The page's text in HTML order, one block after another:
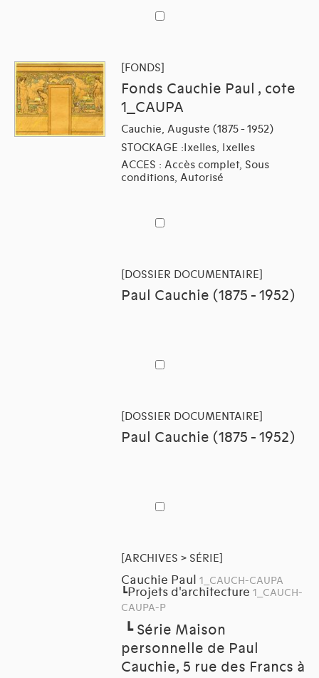
[FONDS]
Fonds Cauchie Paul , cote
1_CAUPA
Cauchie, Auguste (1875 - 1952)
STOCKAGE :Ixelles, Ixelles
ACCES : Accès complet, Sous
conditions, Autorisé
[DOSSIER DOCUMENTAIRE]
Paul Cauchie (1875 - 1952)
[DOSSIER DOCUMENTAIRE]
Paul Cauchie (1875 - 1952)
[ARCHIVES > SÉRIE]
Cauchie Paul 1_CAUCH-CAUPA
┗Projets d'architecture 1_CAUCH-
CAUPA-P
┗ Série Maison
personnelle de Paul
Cauchie, 5 rue des Francs à